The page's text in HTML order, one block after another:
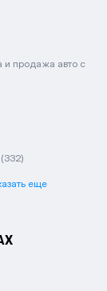
и продажа авто с
(332)
еще